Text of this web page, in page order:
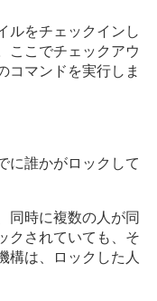
ルをチェックインし
ここでチェックアウ
コマンドを実行しま
に誰かがロックして
同時に複数の人が同
クされていても、そ
構は、ロックした人